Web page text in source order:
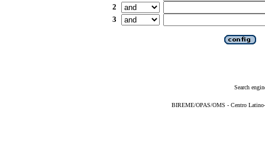
2
3
Search
BIREME/OPAS/OMS - Centro Latino-